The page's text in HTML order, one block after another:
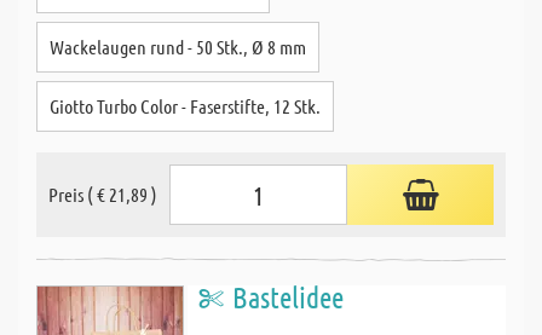
Wackelaugen rund - 50 Stk., Ø 8 mm
Giotto Turbo Color - Faserstifte, 12 Stk.
Preis ( € 21,89 )
Bastelidee